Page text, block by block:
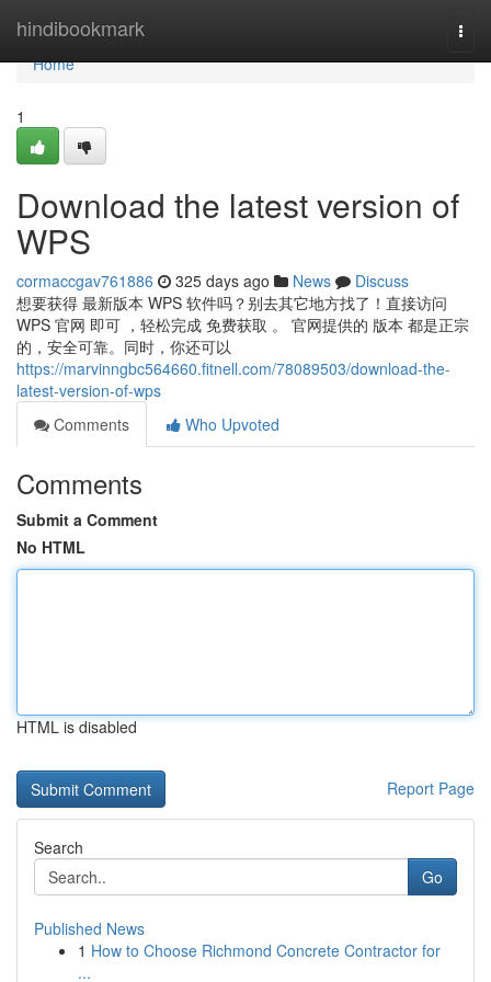
hindibookmark
Home
Home
1
Download the latest version of
WPS
cormaccgav761886 325 days ago News
Discuss
想要获得 最新版本 WPS 软件吗？别去其它地方找了！直接访问
WPS 官网 即可 ，轻松完成 免费获取 。 官网提供的 版本 都是正宗
的，安全可靠。同时，你还可以
https://marvinngbc564660.fitnell.com/78089503/download-the-
latest-version-of-wps
Comments
Who Upvoted
Comments
Submit a Comment
No HTML
HTML is disabled
Report Page
Search
Go
Published News
1 How to Choose Richmond Concrete Contractor for
...